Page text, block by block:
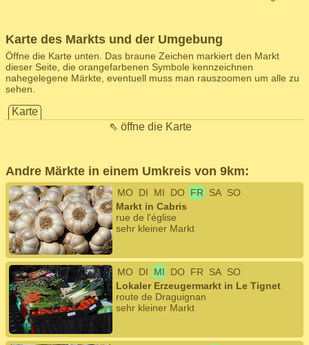
Karte des Markts und der Umgebung
Öffne die Karte unten. Das braune Zeichen markiert den Markt
dieser Seite, die orangefarbenen Symbole kennzeichnen
nahegelegene Märkte, eventuell muss man rauszoomen um alle zu
sehen.
Karte
⇖ öffne die Karte
Andre Märkte in einem Umkreis von 9km:
MO DI MI DO FR SA SO
Markt in Cabris
rue de l'église
sehr kleiner Markt
MO DI MI DO FR SA SO
Lokaler Erzeugermarkt in Le Tignet
route de Draguignan
sehr kleiner Markt